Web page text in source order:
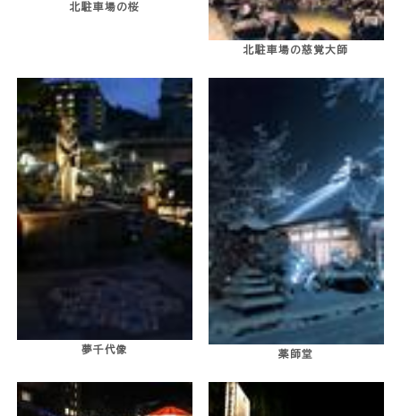
北駐車場の桜
北駐車場の慈覚大師
夢千代像 薬師堂